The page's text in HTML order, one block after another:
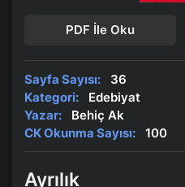
PDF İle Oku
Sayfa Sayısı:
36
Kategori:
Edebiyat
Yazar:
Behiç Ak
CK Okunma Sayısı:
100
Ayrılık